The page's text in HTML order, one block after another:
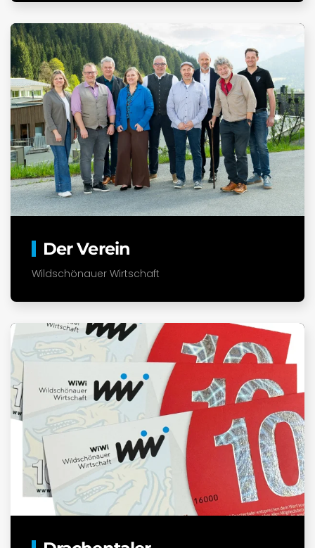
Der Verein
Wildschönauer Wirtschaft